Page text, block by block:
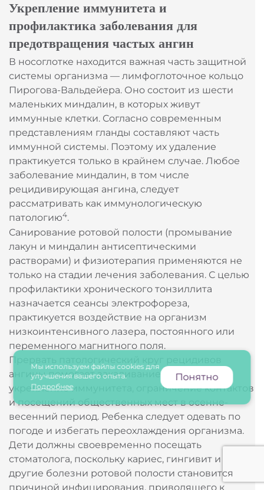
Укрепление иммунитета и
профилактика заболевания для
предотвращения частых ангин
В носоглотке находится важная часть защитной
системы организма — лимфоглоточное кольцо
Пирогова-Вальдейера. Оно состоит из шести
маленьких миндалин, в которых живут
иммунные клетки. Согласно современным
представлениям гланды составляют часть
иммунной системы. Поэтому их удаление
практикуется только в крайнем случае. Любое
заболевание миндалин, в том числе
рецидивирующая ангина, следует
рассматривать как иммунологическую
патологию4.
Санирование ротовой полости (промывание
лакун и миндалин антисептическими
растворами) и физиотерапия применяются не
только на стадии лечения заболевания. С целью
профилактики хронического тонзиллита
назначается сеансы электрофореза,
практикуется воздействие на организм
низкоинтенсивного лазера, постоянного или
переменного магнитного поля.
Прервать патологический круг рецидивов
ангины помогает закаливание горла,
укрепление иммунитета, ограничение контактов
и посещений общественных мест в осенне-
весенний период. Ребенка следует одевать по
погоде и избегать переохлаждения организма.
Дети должны своевременно посещать
стоматолога, поскольку кариес, гингивит и
другие болезни ротовой полости становится
причиной инфицирования, приводящего к
Мы используем файлы cookies для
улучшения вашего опыта.
Подробнее
Понятно